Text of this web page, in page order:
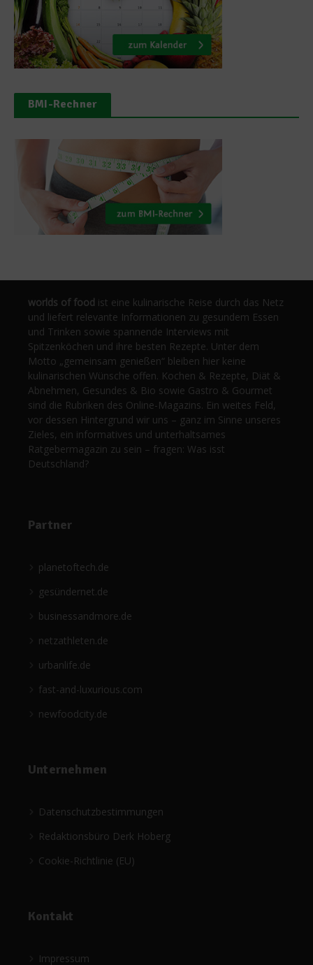
BMI-Rechner
worlds of food ist eine kulinarische Reise durch das Netz
und liefert relevante Informationen zu gesundem Essen
und Trinken sowie spannende Interviews mit
Spitzenköchen und ihre besten Rezepte. Unter dem
Motto „gemeinsam genießen“ bleiben hier keine
kulinarischen Wünsche offen. Kochen & Rezepte, Diät &
Abnehmen, Gesundes & Bio sowie Gastro & Gourmet
sind die Rubriken des Online-Magazins. Ein weites Feld,
vor dessen Hintergrund wir uns – ganz im Sinne unseres
Zieles, ein informatives und unterhaltsames
Ratgebermagazin zu sein – fragen: Was isst
Deutschland?
Partner
planetoftech.de
gesündernet.de
businessandmore.de
netzathleten.de
urbanlife.de
fast-and-luxurious.com
newfoodcity.de
Unternehmen
Datenschutzbestimmungen
Redaktionsbüro Derk Hoberg
Cookie-Richtlinie (EU)
Kontakt
Impressum